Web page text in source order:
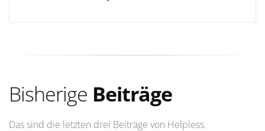
Bisherige Beiträge
Das sind die letzten drei Beiträge von Helpless.